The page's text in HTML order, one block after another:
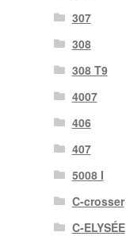
307
308
308 T9
4007
406
407
5008 I
C-crosser
C-ELYSÉE